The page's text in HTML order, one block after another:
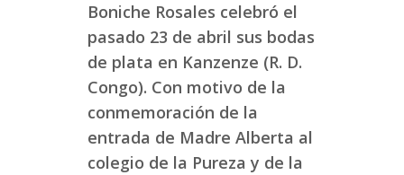
Boniche Rosales celebró el
pasado 23 de abril sus bodas
de plata en Kanzenze (R. D.
Congo). Con motivo de la
conmemoración de la
entrada de Madre Alberta al
colegio de la Pureza y de la